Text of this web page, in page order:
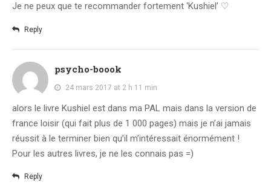
Je ne peux que te recommander fortement ‘Kushiel’ ♡
Reply
psycho-boook
24 mars 2017 at 2 h 11 min
alors le livre Kushiel est dans ma PAL mais dans la version de
france loisir (qui fait plus de 1 000 pages) mais je n’ai jamais
réussit à le terminer bien qu’il m’intéressait énormément !
Pour les autres livres, je ne les connais pas =)
Reply